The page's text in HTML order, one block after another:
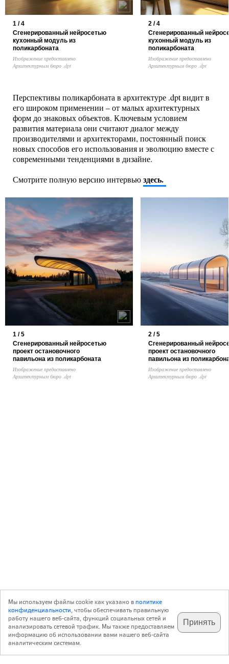
1 / 4
Сгенерированный нейросетью
кухонный модуль из
поликарбоната
Изображение предоставлено
Архитектурным бюро .dpt
2 / 4
Сгенерированный
кухонный модуль из
поликарбоната
Изображение предоставлено
Архитектурным бюро .dpt
Перспективы поликарбоната в архитектуре .dpt видит в
его широком применении – от малых архитектурных
форм до знаковых объектов. Ключевым условием
развития материала они считают диалог между
производителями и архитекторами, постоянный поиск
новых способов его использования и эволюцию вместе с
современными тенденциями в дизайне.
Смотрите полную версию интервьюздесь.
1 / 5
Сгенерированный нейросетью
проект остановочного
павильона из поликарбоната
Изображение предоставлено
Архитектурным бюро .dpt
2 / 5
Сгенерированный
проект остановочного
павильона из
Изображение предоставлено
Архитектурным бюро .dpt
с 20 июля 1999 г.
Мы используем файлы cookie как указано вполитике
конфиденциальности, чтобы обеспечивать правильную
работу нашего веб-сайта, функций социальных сетей и
анализировать сетевой трафик. Мы также предоставляем
информацию об использовании вами нашего веб-сайта
аналитическим системам.
Принять